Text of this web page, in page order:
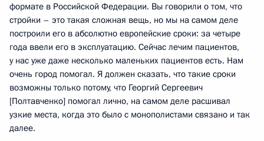
формате в Российской Федерации. Вы говорили о том, что
стройки – это такая сложная вещь, но мы на самом деле
построили его в абсолютно европейские сроки: за четыре
года ввели его в эксплуатацию. Сейчас лечим пациентов,
у нас уже даже несколько маленьких пациентов есть. Нам
очень город помогал. Я должен сказать, что такие сроки
возможны только потому, что Георгий Сергеевич
[Полтавченко] помогал лично, на самом деле расшивал
узкие места, когда это было с монополистами связано и так
далее.